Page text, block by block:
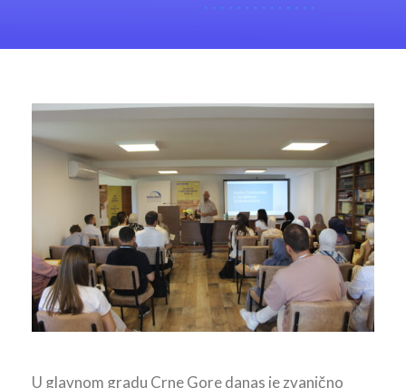
U glavnom gradu Crne Gore danas je zvanično